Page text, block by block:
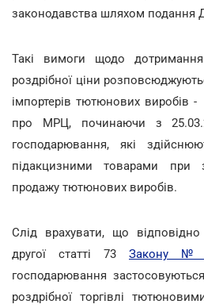
законодавства шляхом подання
Такі вимоги щодо дотримання
роздрібної ціни
імпортерів тютюнових виробів
про МРЦ, починаючи з
господарювання, які
підакцизними товарами при
продажу тютюнових виробів.
Слід врахувати, що
другої статті 73 Закону №
господарювання
роздрібної торгівлі